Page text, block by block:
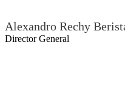
Alexandro Rechy
Director General